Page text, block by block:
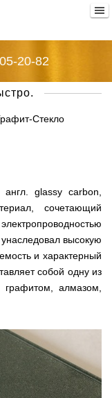
20-82
Стекло
англ. glassy carbon,
сочетающий
высокую
и характерный
собой одну из
алмазом,